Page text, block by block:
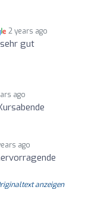
2 years ago
gut
ago
ago
anzeigen